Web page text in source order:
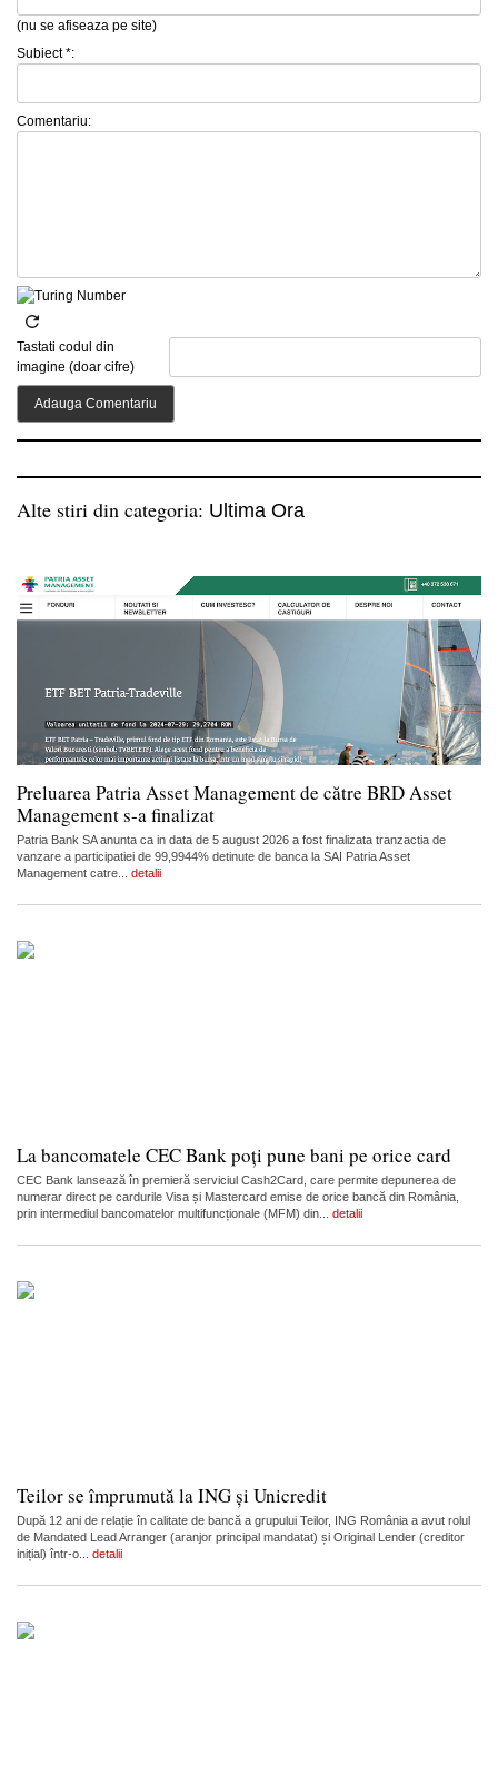
(nu se afiseaza pe site)
Subiect *:
Comentariu:
Tastati codul din
imagine (doar cifre)
Alte stiri din categoria: Ultima Ora
Preluarea Patria Asset Management de către BRD Asset
Management s-a finalizat
Patria Bank SA anunta ca in data de 5 august 2026 a fost finalizata tranzactia de
vanzare a participatiei de 99,9944% detinute de banca la SAI Patria Asset
Management catre... detalii
La bancomatele CEC Bank poți pune bani pe orice card
CEC Bank lansează în premieră serviciul Cash2Card, care permite depunerea de
numerar direct pe cardurile Visa și Mastercard emise de orice bancă din România,
prin intermediul bancomatelor multifuncționale (MFM) din... detalii
Teilor se împrumută la ING și Unicredit
După 12 ani de relație în calitate de bancă a grupului Teilor, ING România a avut rolul
de Mandated Lead Arranger (aranjor principal mandatat) și Original Lender (creditor
inițial) într-o... detalii